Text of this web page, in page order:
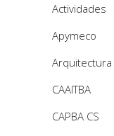
Actividades
Apymeco
Arquitectura
CAAITBA
CAPBA CS